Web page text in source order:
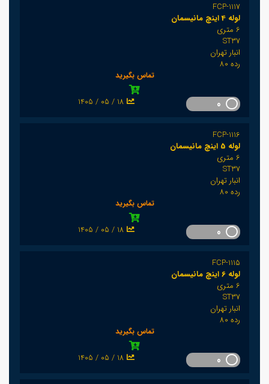
FCP-1117
لوله 4 اینچ مانیسمان
6 متری
ST37
انبار تهران
رده 80
تماس بگیرید
1405 / 05 / 18
FCP-1116
لوله 5 اینچ مانیسمان
6 متری
ST37
انبار تهران
رده 80
تماس بگیرید
1405 / 05 / 18
FCP-1115
لوله 6 اینچ مانیسمان
6 متری
ST37
انبار تهران
رده 80
تماس بگیرید
1405 / 05 / 18